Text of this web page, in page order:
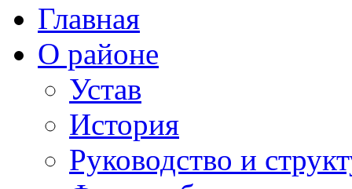
Главная
О районе
Устав
История
Руководство и